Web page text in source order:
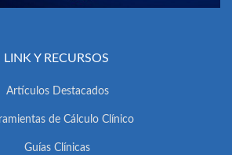
LINK Y RECURSOS
Artículos Destacados
de Cálculo Clínico
Guías Clínicas